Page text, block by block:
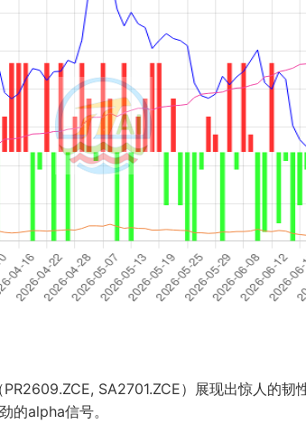
SA2701.ZCE）展现出惊人的韧
的alpha信号。